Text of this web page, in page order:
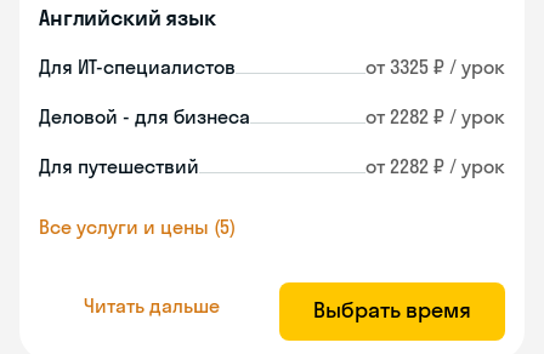
Английский язык
Для ИТ-специалистов от 3325 ₽ / урок
Деловой - для бизнеса от 2282 ₽ / урок
Для путешествий от 2282 ₽ / урок
Все услуги и цены (5)
Читать дальше Выбрать время